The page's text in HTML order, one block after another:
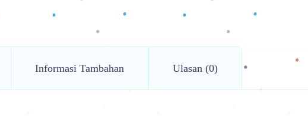
Informasi Tambahan Ulasan (0)